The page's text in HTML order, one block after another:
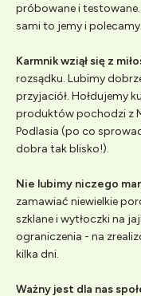
próbowane i
sami to jemy i polecamy.
Karmnik wziął się z
rozsądku. Lubimy
przyjaciół. Hołdujemy
produktów pochodzi z
Podlasia (po co
dobra tak blisko!).
Nie lubimy niczego
zamawiać niewielkie
szklane i wytłoczki na
ograniczenia - na
kilka dni.
Ważny jest dla nas